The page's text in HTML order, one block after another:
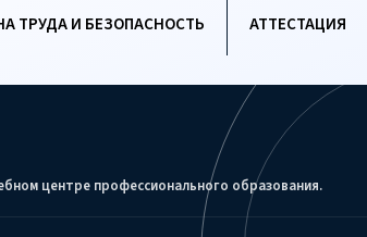
ТРУДА И БЕЗОПАСНОСТЬ АТТЕСТАЦИЯ
центре профессионального образования.